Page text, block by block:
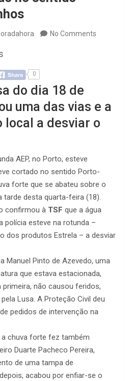
No Comments
0
do dia 18 de
uma das vias e a
local a desviar o
AEP, no Porto, esteve
cortado no sentido Porto-
forte que se abateu sobre o
tarde desta quarta-feira (18).
confirmou à TSF que a água
polícia esteve na rotunda –
dos produtos Estrela – a desviar
Manuel Pinto de Azevedo, uma
que estava estacionada,
não causou feridos,
Lusa. A Proteção Civil deu
pedidos de intervenção na
a chuva forte fez também
Duarte Pacheco Pereira,
de uma tampa de
acabou por enfiar-se o